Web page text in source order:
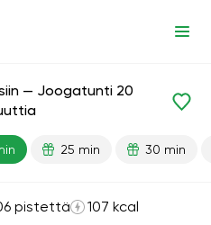
— Joogatunti 20
25 min 30 min
pistettä 107 kcal